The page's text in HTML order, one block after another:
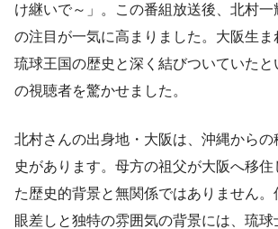
け継いで～」。この番組放送後、北村
の注目が一気に高まりました。大阪生ま
琉球王国の歴史と深く結びついていたと
の視聴者を驚かせました。
北村さんの出身地・大阪は、沖縄から
史があります。母方の祖父が大阪へ移住
た歴史的背景と無関係ではありません
眼差しと独特の雰囲気の背景には、琉